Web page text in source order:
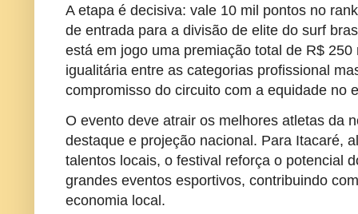
A etapa é decisiva: vale 10 mil pontos no
de entrada para a divisão de elite do surf
está em jogo uma premiação total de R$
igualitária entre as categorias profissional
compromisso do circuito com a equidade no
O evento deve atrair os melhores atletas da
destaque e projeção nacional. Para Itacaré,
talentos locais, o festival reforça o potencial
grandes eventos esportivos, contribuindo
economia local.